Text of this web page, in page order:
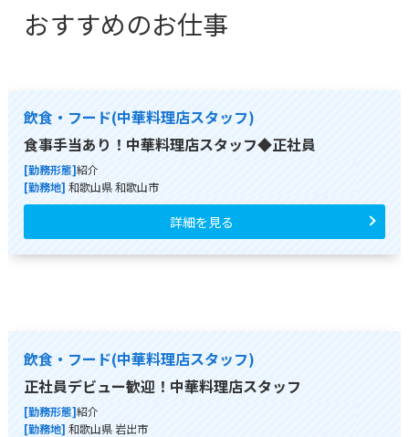
おすすめのお仕事
飲食・フード(中華料理店スタッフ)
食事手当あり！中華料理店スタッフ◆正社員
[勤務形態]紹介
[勤務地] 和歌山県 和歌山市
詳細を見る
飲食・フード(中華料理店スタッフ)
正社員デビュー歓迎！中華料理店スタッフ
[勤務形態]紹介
[勤務地] 和歌山県 岩出市